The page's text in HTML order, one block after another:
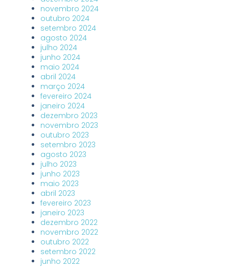
novembro 2024
outubro 2024
setembro 2024
agosto 2024
julho 2024
junho 2024
maio 2024
abril 2024
março 2024
fevereiro 2024
janeiro 2024
dezembro 2023
novembro 2023
outubro 2023
setembro 2023
agosto 2023
julho 2023
junho 2023
maio 2023
abril 2023
fevereiro 2023
janeiro 2023
dezembro 2022
novembro 2022
outubro 2022
setembro 2022
junho 2022